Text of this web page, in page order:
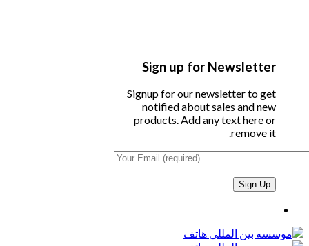
Sign up for Newsletter
Signup for our newsletter to get
notified about sales and new
products. Add any text here or
remove it.